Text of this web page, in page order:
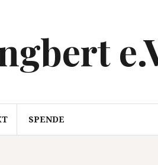
SPENDE